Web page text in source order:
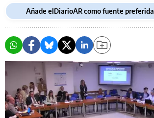
Añade elDiarioAR como fuente preferida